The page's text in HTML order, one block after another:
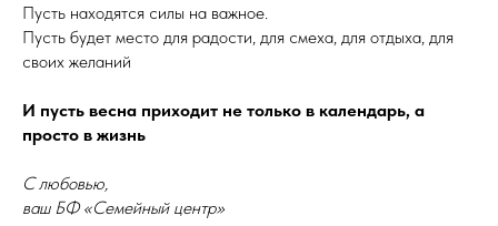
Пусть находятся силы на важное.
Пусть будет место для радости, для смеха, для отдыха, для
своих желаний
И пусть весна приходит не только в календарь, а
просто в жизнь
С любовью,
ваш БФ «Семейный центр»